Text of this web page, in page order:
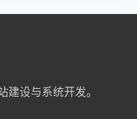
建设与系统开发。